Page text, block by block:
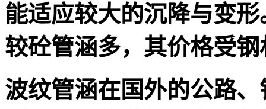
能适应较大的沉降与变
较砼管涵多，其价格受
波纹管涵在国外的公路